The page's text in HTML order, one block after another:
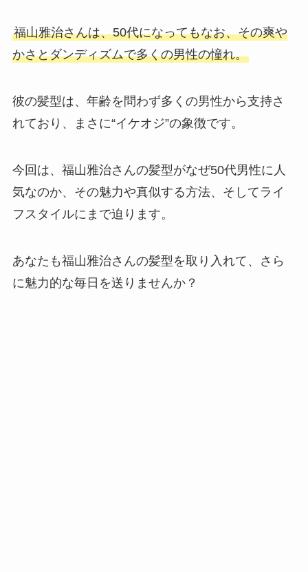
福山雅治さんは、50代になってもなお、その爽や
かさとダンディズムで多くの男性の憧れ。
彼の髪型は、年齢を問わず多くの男性から支持さ
れており、まさに“イケオジ”の象徴です。
今回は、福山雅治さんの髪型がなぜ50代男性に人
気なのか、その魅力や真似する方法、そしてライ
フスタイルにまで迫ります。
あなたも福山雅治さんの髪型を取り入れて、さら
に魅力的な毎日を送りませんか？